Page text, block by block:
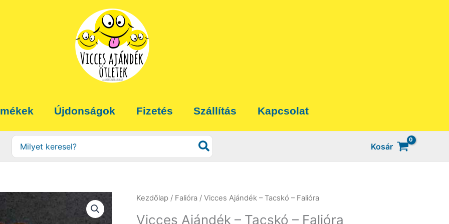
Újdonságok Fizetés Szállítás Kapcsolat
Search
for:
Kosár
Kezdőlap / Falióra / Vicces Ajándék – Tacskó – Falióra
Vicces Ajándék – Tacskó – Falióra